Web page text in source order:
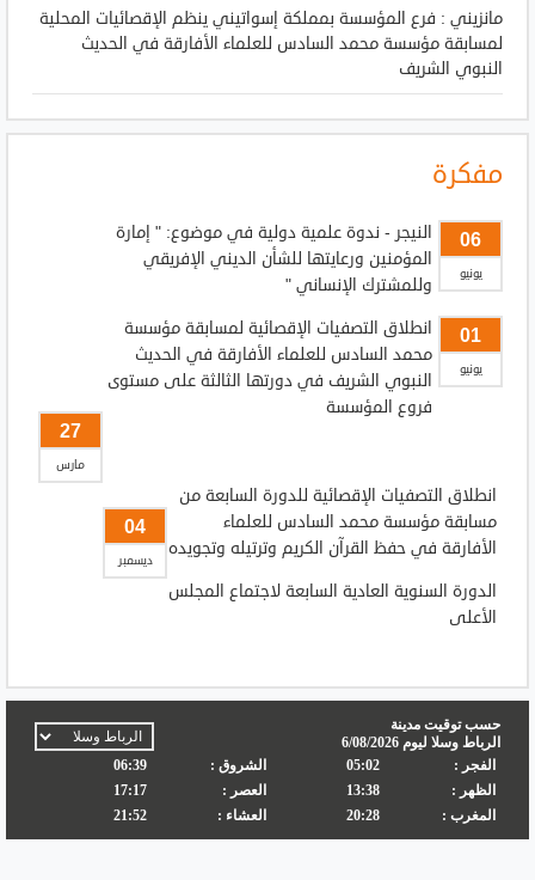
مانزيني : فرع المؤسسة بمملكة إسواتيني ينظم الإقصائيات المحلية
لمسابقة مؤسسة محمد السادس للعلماء الأفارقة في الحديث
النبوي الشريف
مفكرة
06
يونيو
النيجر - ندوة علمية دولية في موضوع: " إمارة
المؤمنين ورعايتها للشأن الديني الإفريقي
وللمشترك الإنساني "
01
يونيو
انطلاق التصفيات الإقصائية لمسابقة مؤسسة
محمد السادس للعلماء الأفارقة في الحديث
النبوي الشريف في دورتها الثالثة على مستوى
فروع المؤسسة
27
مارس
انطلاق التصفيات الإقصائية للدورة السابعة من
مسابقة مؤسسة محمد السادس للعلماء
الأفارقة في حفظ القرآن الكريم وترتيله وتجويده
04
ديسمبر
الدورة السنوية العادية السابعة لاجتماع المجلس
الأعلى